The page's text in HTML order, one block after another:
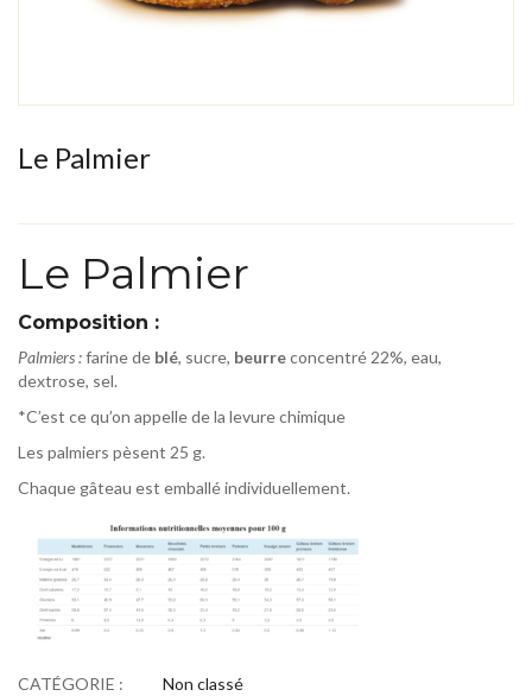
Le Palmier
Le Palmier
Composition :
Palmiers :farine de blé, sucre, beurreconcentré 22%, eau,
dextrose, sel.
*C’est ce qu’on appelle de la levure chimique
Les palmiers pèsent 25 g.
Chaque gâteau est emballé individuellement.
CATÉGORIE : Non classé